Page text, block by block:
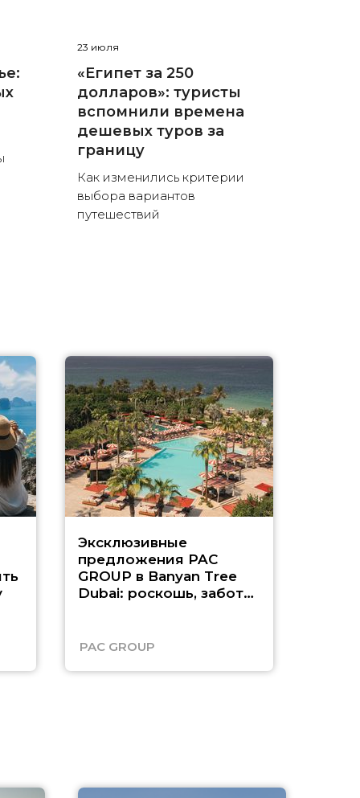
23 июля
«Египет за 250
долларов»: туристы
вспомнили времена
дешевых туров за
границу
Как изменились критерии
выбора вариантов
путешествий
Эксклюзивные
предложения PAC
GROUP в Banyan Tree
Dubai: роскошь, забота
PAC GROUP